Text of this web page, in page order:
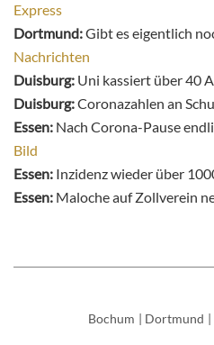
Express
Dortmund:Gibt es eigentlich
Nachrichten
Duisburg: Uni kassiert über 40
Duisburg:Coronazahlen an
Essen: Nach Corona-Pause
Bild
Essen: Inzidenz wieder über
Essen: Maloche auf Zollverein
Bochum | Dortmund |